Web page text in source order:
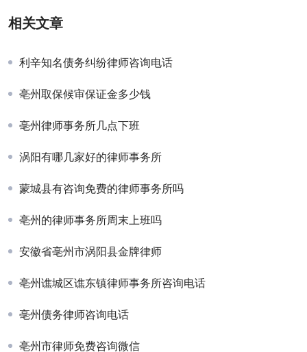
相关文章
利辛知名债务纠纷律师咨询电话
亳州取保候审保证金多少钱
亳州律师事务所几点下班
涡阳有哪几家好的律师事务所
蒙城县有咨询免费的律师事务所吗
亳州的律师事务所周末上班吗
安徽省亳州市涡阳县金牌律师
亳州谯城区谯东镇律师事务所咨询电话
亳州债务律师咨询电话
亳州市律师免费咨询微信